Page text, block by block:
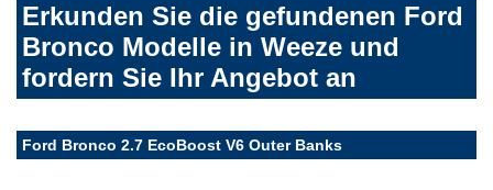
Erkunden Sie die gefundenen Ford
Bronco Modelle in Weeze und
fordern Sie Ihr Angebot an
Ford Bronco 2.7 EcoBoost V6 Outer Banks